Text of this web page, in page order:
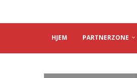
HJEM PARTNERZONE